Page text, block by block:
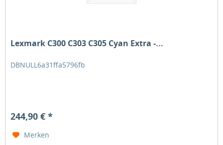
Lexmark C300 C303 C305 Cyan Extra -...
DBNULL6a31ffa5796fb
244,90 € *
Merken